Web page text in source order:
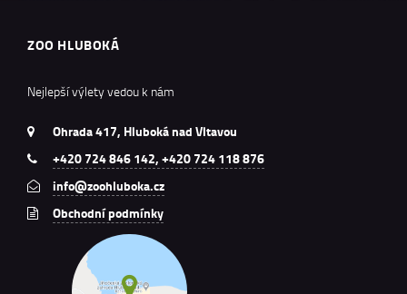
ZOO HLUBOKÁ
Nejlepší výlety vedou k nám
Ohrada 417, Hluboká nad Vltavou
+420 724 846 142, +420 724 118 876
info@zoohluboka.cz
Obchodní podmínky